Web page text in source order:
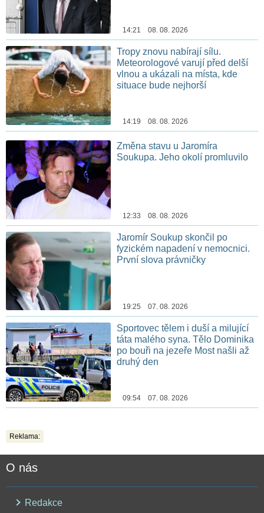
14:21 08. 08. 2026
Tropy znovu nabírají sílu.
Meteorologové varují před delší
vlnou a ukázali na místa, kde
situace bude nejhorší
14:19 08. 08. 2026
Změna stavu u Jaromíra
Soukupa. Jeho okolí promluvilo
12:33 08. 08. 2026
Jaromír Soukup skončil po
fyzickém napadení v nemocnici.
První slova právničky
19:25 07. 08. 2026
Sportovec tělem i duší a milující
táta malého syna. Tělo Dominika
po bouři na jezeře Most našli až
druhý den
09:54 07. 08. 2026
Reklama:
O nás
Redakce